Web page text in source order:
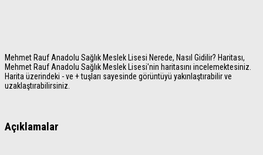
Mehmet Rauf Anadolu Sağlık Meslek Lisesi Nerede, Nasıl Gidilir? Haritası,
Mehmet Rauf Anadolu Sağlık Meslek Lisesi'nin haritasını incelemektesiniz.
Harita üzerindeki - ve + tuşları sayesinde görüntüyü yakınlaştırabilir ve
uzaklaştırabilirsiniz.
Açıklamalar